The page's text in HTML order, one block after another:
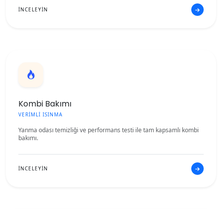
İNCELEYİN
Kombi Bakımı
VERİMLİ ISINMA
Yanma odası temizliği ve performans testi ile tam kapsamlı kombi
bakımı.
İNCELEYİN